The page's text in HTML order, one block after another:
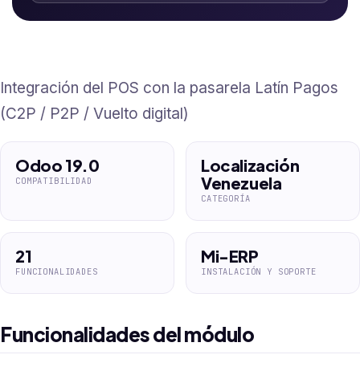
Integración del POS con la pasarela Latín Pagos
(C2P / P2P / Vuelto digital)
Odoo 19.0
COMPATIBILIDAD
Localización
Venezuela
CATEGORÍA
21
FUNCIONALIDADES
Mi-ERP
INSTALACIÓN Y SOPORTE
Funcionalidades del módulo